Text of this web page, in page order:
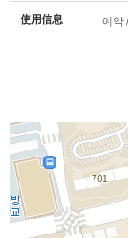
使用信息 예약